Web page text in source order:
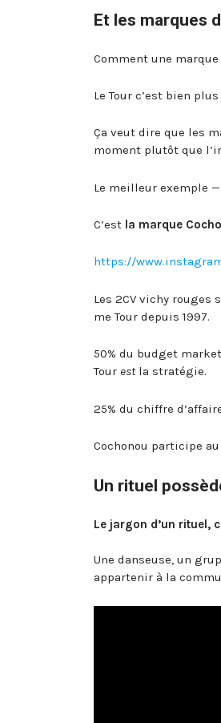
Et les marques
Comment une
Le Tour c’est bien
Ça veut dire que les
moment plutôt que
Le meilleur exemple
C’est la marque
https://
Les 2CV vichy
me Tour depuis 1997.
50% du budget
Tour estla stratégie.
25% du chiffre
Cochonou participe
Un rituel
Le jargon d’un rituel,
Une danseuse, un
appartenir à la